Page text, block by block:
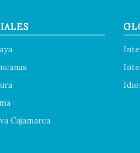
Cajamarca